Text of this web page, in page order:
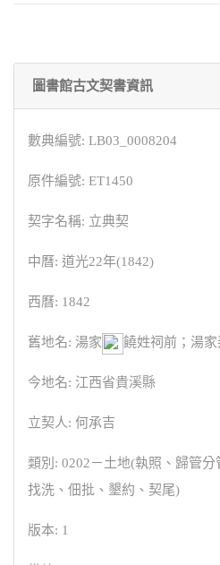
圖書館古文契書資訊
數典編號: LB03_0008204
原件編號: ET1450
契字名稱: 立典契
中曆: 道光22年(1842)
西曆: 1842
舊地名: 湯家 饒姓祠前；湯
今地名: 江西省貴溪縣
立契人: 何承吉
類別: 0202－土地(執照、歸管分
找洗、佃批、墾約、契尾)
版本: 1